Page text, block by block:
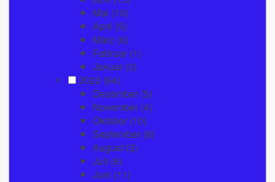
Mai (10)
April (5)
März (6)
Februar (1)
Januar (3)
2022 (64)
Dezember (5)
November (4)
Oktober (10)
September (8)
August (3)
Juli (6)
Juni (11)